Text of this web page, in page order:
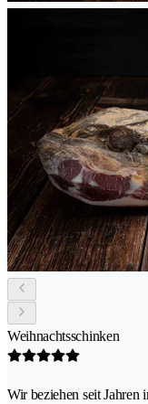
Weihnachtsschinken
Wir beziehen seit Jahren